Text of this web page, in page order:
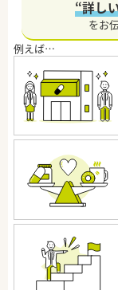
“詳し
をお